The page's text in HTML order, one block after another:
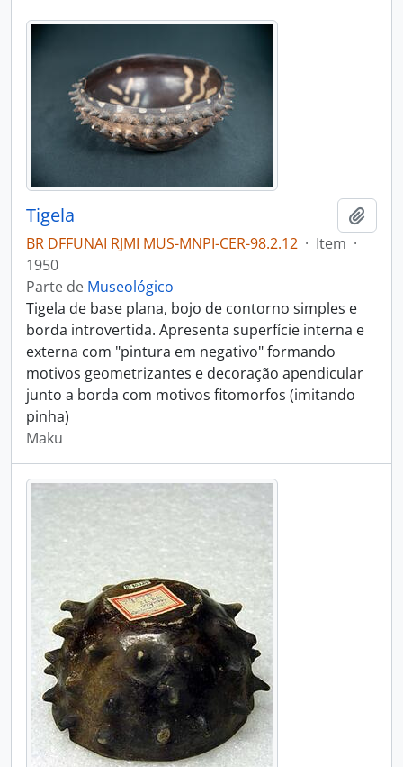
Tigela
BR DFFUNAI RJMI MUS-MNPI-CER-98.2.12 · Item ·
1950
Parte de Museológico
Tigela de base plana, bojo de contorno simples e
borda introvertida. Apresenta superfície interna e
externa com "pintura em negativo" formando
motivos geometrizantes e decoração apendicular
junto a borda com motivos fitomorfos (imitando
pinha)
Maku